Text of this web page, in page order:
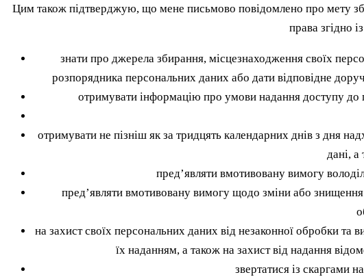
Цим також підтверджую, що мене письмово повідомлено про мету
права згідно
знати про джерела збирання, місцезнаходження своїх
розпорядника персональних даних або дати відповідне
отримувати інформацію про умови надання доступу до
отримувати не пізніш як за тридцять календарних днів з дня
дані,
пред’являти вмотивовану вимогу
пред’являти вмотивовану вимогу щодо зміни або
на захист своїх персональних даних від незаконної обробки
їх наданням, а також на захист від надання
звертатися із скаргами